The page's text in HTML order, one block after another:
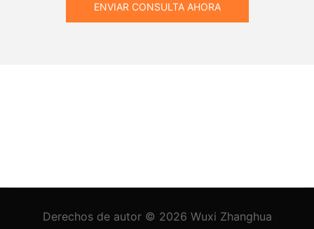
ENVIAR CONSULTA AHORA
Derechos de autor © 2026 Wuxi Zhanghua